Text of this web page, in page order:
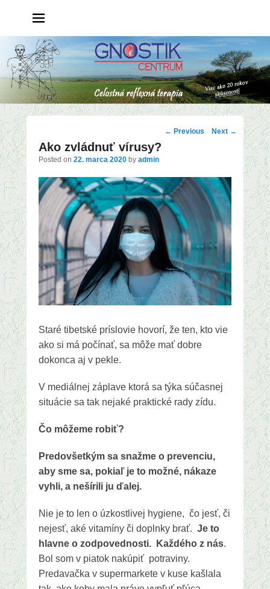
Post
← Previous Next →
Ako zvládnuť vírusy?
Posted on 22. marca 2020 by admin
Staré tibetské príslovie hovorí, že ten, kto vie
ako si má počínať, sa môže mať dobre
dokonca aj v pekle.
V mediálnej záplave ktorá sa týka súčasnej
situácie sa tak nejaké praktické rady zídu.
Čo môžeme robiť?
Predovšetkým sa snažme o prevenciu,
aby sme sa, pokiaľ je to možné, nákaze
vyhli, a nešírili ju ďalej.
Nie je to len o úzkostlivej hygiene, čo jesť, či
nejesť, aké vitamíny či doplnky brať. Je to
hlavne o zodpovednosti. Každého z nás.
Bol som v piatok nakúpiť potraviny.
Predavačka v supermarkete v kuse kašlala